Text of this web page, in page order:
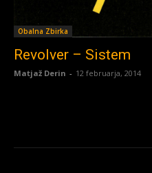
Obalna Zbirka
Revolver – Sistem
Matjaž Derin - 12 februarja, 2014